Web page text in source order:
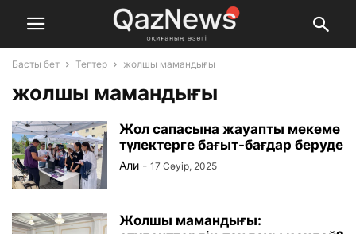
Басты бет Тегтер жолшы мамандығы
жолшы мамандығы
Жол сапасына жауапты мекеме
түлектерге бағыт-бағдар беруде
Али - 17 Сәуір, 2025
Жолшы мамандығы: